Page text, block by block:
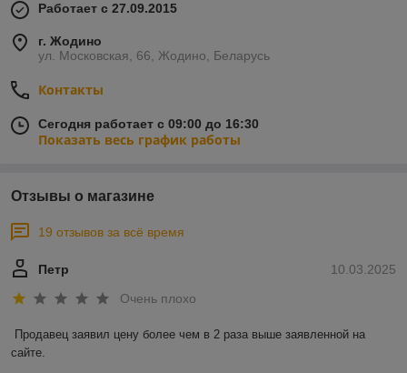
Работает с 27.09.2015
г. Жодино
ул. Московская, 66, Жодино, Беларусь
Контакты
Сегодня работает с 09:00 до 16:30
Показать весь график работы
Отзывы о магазине
19 отзывов за всё время
10.03.2025
Петр
Очень плохо
Продавец заявил цену более чем в 2 раза выше заявленной на
сайте.